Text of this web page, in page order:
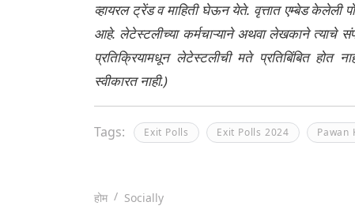
व्हायरल ट्रेंड व माहिती घेऊन येते. वृत्तात एम्बेड
आहे. लेटेस्टलीच्या कर्मचाऱ्याने अथवा लेखकाने त्याचे
प्रतिक्रियामधून लेटेस्टलीची मते प्रतिबिंबित होत
स्वीकारत नाही.)
Tags: Exit Polls Exit Polls 2024 Pawan
होम Socially